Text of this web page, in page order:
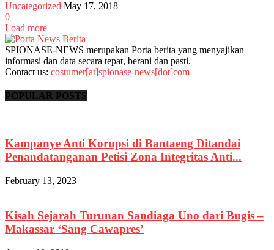
Uncategorized May 17, 2018
0
Load more
SPIONASE-NEWS merupakan Porta berita yang menyajikan
informasi dan data secara tepat, berani dan pasti.
Contact us: costumer[at]spionase-news[dot]com
POPULAR POSTS
Kampanye Anti Korupsi di Bantaeng Ditandai
Penandatanganan Petisi Zona Integritas Anti...
February 13, 2023
Kisah Sejarah Turunan Sandiaga Uno dari Bugis –
Makassar ‘Sang Cawapres’